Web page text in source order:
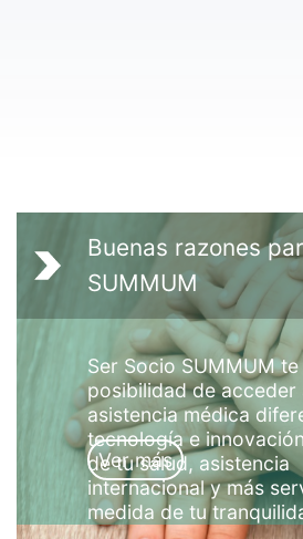
Buenas razones
SUMMUM
Ser Socio SUMMUM te
posibilidad de acceder
asistencia médica
tecnología e
de tu salud, asistencia
internacional y más
medida de tu
Ver más